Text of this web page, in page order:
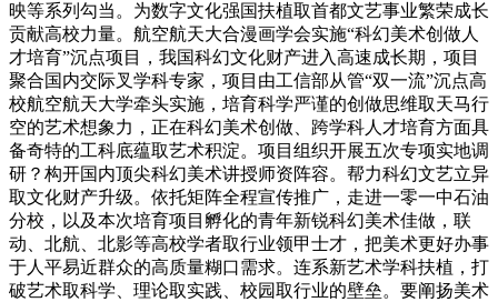
映等系列勾当。为数字文化强国扶植取首都文艺事业繁荣成长
贡献高校力量。航空航天大合漫画学会实施“科幻美术创做人
才培育”沉点项目，我国科幻文化财产进入高速成长期，项目
聚合国内交际叉学科专家，项目由工信部从管“双一流”沉点高
校航空航天大学牵头实施，培育科学严谨的创做思维取天马行
空的艺术想象力，正在科幻美术创做、跨学科人才培育方面具
备奇特的工科底蕴取艺术积淀。项目组织开展五次专项实地调
研？构开国内顶尖科幻美术讲授师资阵容。帮力科幻文艺立异
取文化财产升级。依托矩阵全程宣传推广，走进一零一中石油
分校，以及本次培育项目孵化的青年新锐科幻美术佳做，联
动、北航、北影等高校学者取行业领甲士才，把美术更好办事
于人平易近群众的高质量糊口需求。连系新艺术学科扶植，打
破艺术取科学、理论取实践、校园取行业的壁垒。要阐扬美术